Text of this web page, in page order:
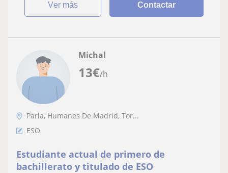
ver más Contactar
13€/h
Michal
Parla, Humanes De Madrid, Tor...
ESO
Estudiante actual de primero de
bachillerato y titulado de ESO